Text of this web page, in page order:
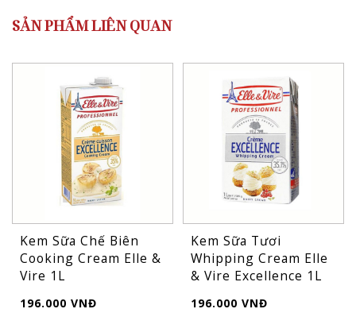
SẢN PHẨM LIÊN QUAN
Kem Sữa Chế Biên
Cooking Cream Elle &
Vire 1L
196.000 VNĐ
Kem Sữa Tươi
Whipping Cream Elle
& Vire Excellence 1L
196.000 VNĐ